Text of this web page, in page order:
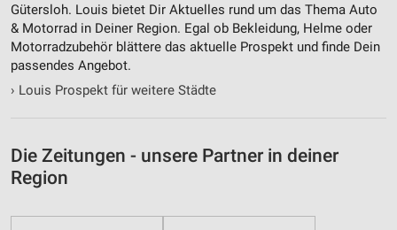
Gütersloh. Louis bietet Dir Aktuelles rund um das Thema Auto
& Motorrad in Deiner Region. Egal ob Bekleidung, Helme oder
Motorradzubehör blättere das aktuelle Prospekt und finde Dein
passendes Angebot.
› Louis Prospekt für weitere Städte
Die Zeitungen - unsere Partner in deiner
Region